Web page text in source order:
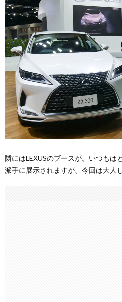
隣にはLEXUSのブースが。いつもは
派手に展示されますが、今回は大人